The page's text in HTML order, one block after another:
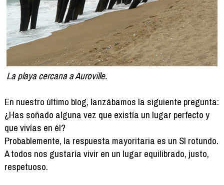
La playa cercana a Auroville.
En nuestro último blog, lanzábamos la siguiente pregunta:
¿Has soñado alguna vez que existía un lugar perfecto y
que vivías en él?
Probablemente, la respuesta mayoritaria es un SI rotundo.
A todos nos gustaría vivir en un lugar equilibrado, justo,
respetuoso.